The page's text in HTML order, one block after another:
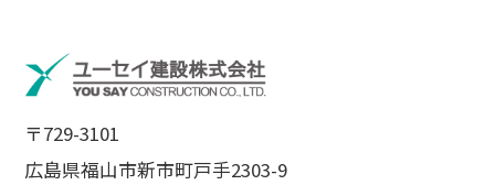
〒729-3101
広島県福山市新市町戸手2303-9